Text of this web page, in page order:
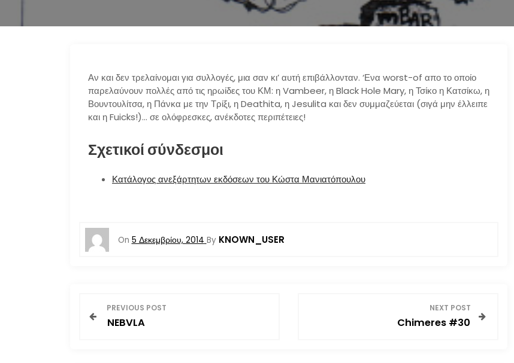
Αν και δεν τρελαίνομαι για συλλογές, μια σαν κι’ αυτή επιβάλλονταν. ‘Ενα worst-of απο το οποίο
παρελαύνουν πολλές από τις ηρωίδες του ΚΜ: η Vambeer, η Black Hole Mary, η Τσίκο η Κατσίκω, η
Βουντουλίτσα, η Πάνκα με την Τρίξι, η Deathita, η Jesulita και δεν συμμαζεύεται (σιγά μην έλλειπε
και η Fuicks!)… σε ολόφρεσκες, ανέκδοτες περιπέτειες!
Σχετικοί σύνδεσμοι
Κατάλογος ανεξάρτητων εκδόσεων του Κώστα Μανιατόπουλου
On 5 Δεκεμβρίου, 2014 By KNOWN_USER
PREVIOUS POST
NEBVLA
NEXT POST
Chimeres #30